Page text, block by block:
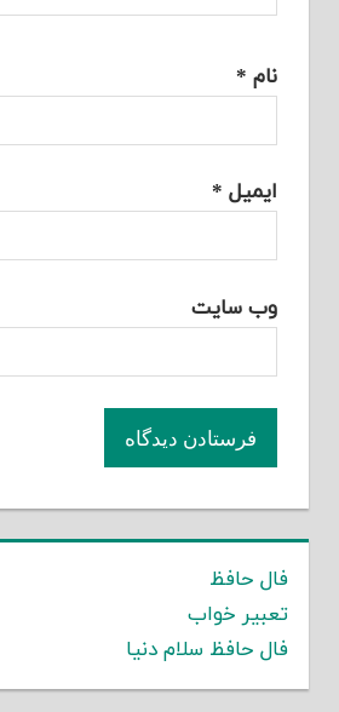
نام *
ایمیل *
وب‌ سایت
فال حافظ
تعبیر خواب
فال حافظ سلام دنیا